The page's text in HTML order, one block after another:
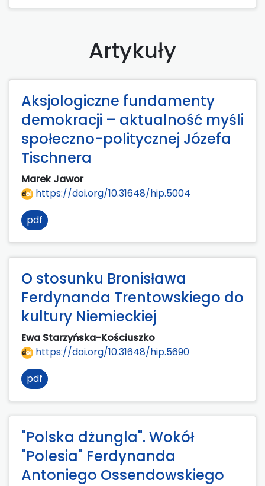
Artykuły
Aksjologiczne fundamenty
demokracji – aktualność myśli
społeczno-politycznej Józefa
Tischnera
Marek Jawor
https://doi.org/10.31648/hip.5004
pdf
O stosunku Bronisława
Ferdynanda Trentowskiego do
kultury Niemieckiej
Ewa Starzyńska-Kościuszko
https://doi.org/10.31648/hip.5690
pdf
"Polska dżungla". Wokół
"Polesia" Ferdynanda
Antoniego Ossendowskiego